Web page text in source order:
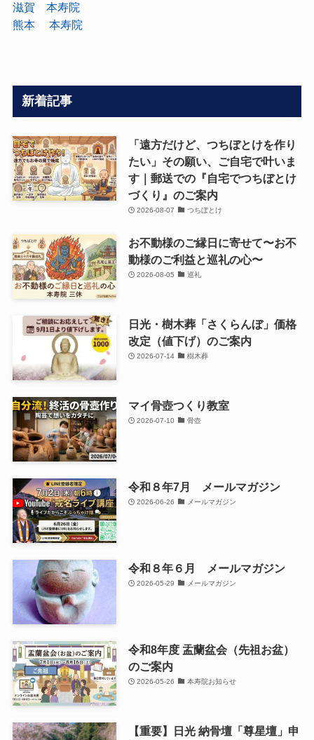
滋賀 本寿院
熊本 本寿院
新着記事
「遠方だけど、つちぼとけを作り
たい」その願い、ご自宅で叶いま
す｜郵送での『自宅でつちぼとけ
づくり』のご案内
2026-08-07 つちぼとけ
お不動様のご縁日に寄せて〜お不
動様のご利益と巡礼の心〜
2026-08-05 巡礼
日光・樹木葬「さくらんぼ」価格
改定（値下げ）のご案内
2026-07-14 樹木葬
マイ骨壺つくり教室
2026-07-10 骨壺
令和８年7月 メールマガジン
2026-06-26 メールマガジン
令和８年６月 メールマガジン
2026-05-29 メールマガジン
令和8年度 盂蘭盆会（先祖お盆）
のご案内
2026-05-26 本寿院お知らせ
【重要】日光 納骨壇「尊星壇」申